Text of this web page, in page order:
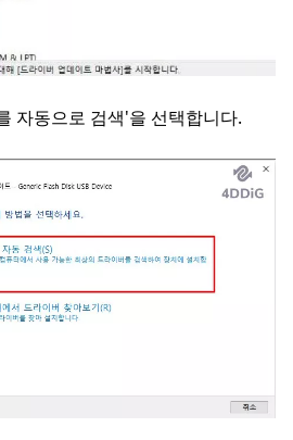
자동으로 검색'을 선택합니다.